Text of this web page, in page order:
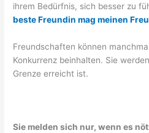
ihrem Bedürfnis, sich besser zu
beste Freundin mag meinen
Freundschaften können
Konkurrenz beinhalten. Sie
Grenze erreicht ist.
Sie melden sich nur, wenn es